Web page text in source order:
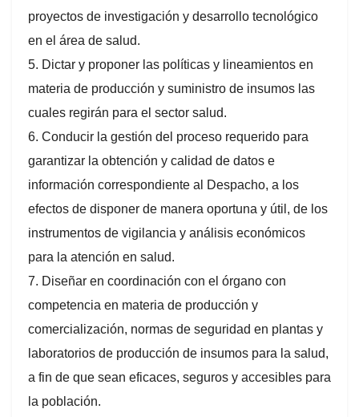
proyectos de investigación y desarrollo tecnológico
en el área de salud.
5. Dictar y proponer las políticas y lineamientos en
materia de producción y suministro de insumos las
cuales regirán para el sector salud.
6. Conducir la gestión del proceso requerido para
garantizar la obtención y calidad de datos e
información correspondiente al Despacho, a los
efectos de disponer de manera oportuna y útil, de los
instrumentos de vigilancia y análisis económicos
para la atención en salud.
7. Diseñar en coordinación con el órgano con
competencia en materia de producción y
comercialización, normas de seguridad en plantas y
laboratorios de producción de insumos para la salud,
a fin de que sean eficaces, seguros y accesibles para
la población.